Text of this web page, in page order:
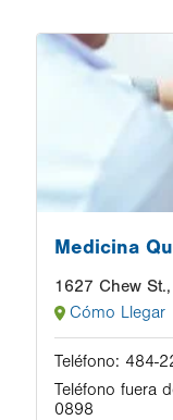
Image
Medicina
1627 Chew
Cómo Llegar
Teléfono: 484-
Teléfono fuera
0898